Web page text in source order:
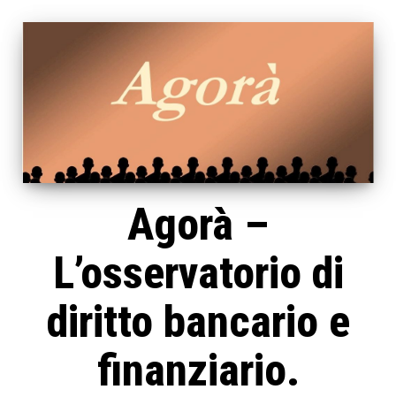
Agorà –
L’osservatorio di
diritto bancario e
finanziario.